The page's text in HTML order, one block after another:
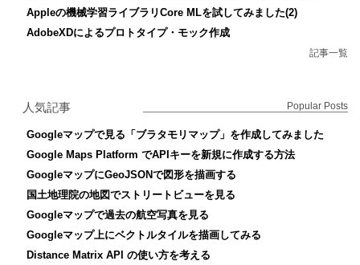
Appleの機械学習ライブラリCore MLを試してみました(2)
AdobeXDによるプロトタイプ・モック作成
記事一覧
人気記事 Popular Posts
Googleマップで見る「ブラタモリマップ」を作成してみました
Google Maps Platform でAPIキーを新規に作成する方法
GoogleマップにGeoJSONで図形を描画する
国土地理院の地図でストリートビューを見る
Googleマップで過去の航空写真を見る
Googleマップ上にベクトルタイルを描画してみる
Distance Matrix API の使い方を考える